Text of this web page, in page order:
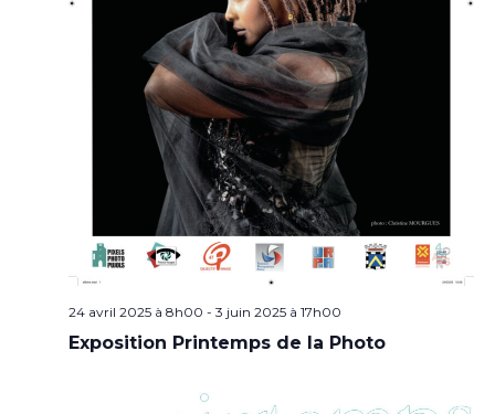
24 avril 2025 à 8h00 - 3 juin 2025 à 17h00
Exposition Printemps de la Photo